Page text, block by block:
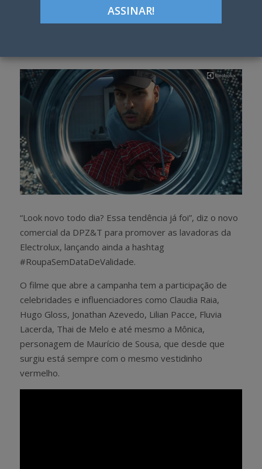
a
r
e
e
t
“Look novo todo dia? Essa tendência já foi”, diz o novo
comercial da DPZ&T para promover as lavadoras da
Electrolux, lançando ainda a hashtag
#RoupaSemDataDeValidade.
O filme que abre a campanha tem a participação de
celebridades e influenciadores como Claudia Raia,
Hugo Gloss, Jonathan Azevedo, Lilian Pacce, Fluvia
Lacerda, Thai de Melo e até mesmo a Mônica,
personagem de Maurício de Sousa, que desde que
surgiu está sempre com o mesmo vestidinho
vermelho.